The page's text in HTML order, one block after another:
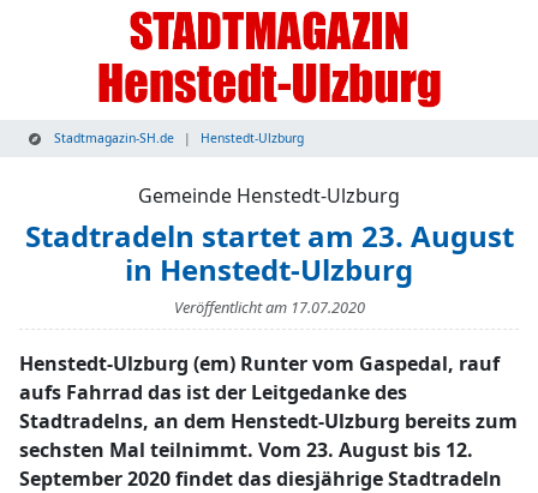
Stadtmagazin-SH.de Henstedt-Ulzburg
Gemeinde Henstedt-Ulzburg
Stadtradeln startet am 23. August
in Henstedt-Ulzburg
Veröffentlicht am 17.07.2020
Henstedt-Ulzburg (em) Runter vom Gaspedal, rauf
aufs Fahrrad das ist der Leitgedanke des
Stadtradelns, an dem Henstedt-Ulzburg bereits zum
sechsten Mal teilnimmt. Vom 23. August bis 12.
September 2020 findet das diesjährige Stadtradeln